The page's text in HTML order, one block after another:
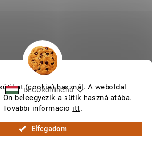
(cookie) használ. A weboldal
Ön beleegyezik a sütik használatába.
További információ itt.
Elfogadom
DECORonline.hu
Shoptet készítette